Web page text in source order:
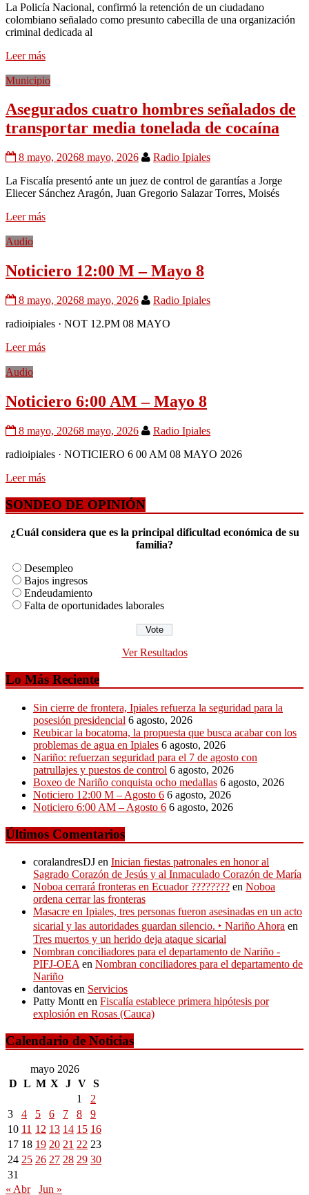
La Policía Nacional, confirmó la retención de un ciudadano
colombiano señalado como presunto cabecilla de una organización
criminal dedicada al
Leer más
Municipio
Asegurados cuatro hombres señalados de
transportar media tonelada de cocaína
8 mayo, 20268 mayo, 2026
Radio Ipiales
La Fiscalía presentó ante un juez de control de garantías a Jorge
Eliecer Sánchez Aragón, Juan Gregorio Salazar Torres, Moisés
Leer más
Audio
Noticiero 12:00 M – Mayo 8
8 mayo, 20268 mayo, 2026
Radio Ipiales
radioipiales · NOT 12.PM 08 MAYO
Leer más
Audio
Noticiero 6:00 AM – Mayo 8
8 mayo, 20268 mayo, 2026
Radio Ipiales
radioipiales · NOTICIERO 6 00 AM 08 MAYO 2026
Leer más
SONDEO DE OPINIÓN
¿Cuál considera que es la principal dificultad económica de su
familia?
Desempleo
Bajos ingresos
Endeudamiento
Falta de oportunidades laborales
Ver Resultados
Lo Más Reciente
Sin cierre de frontera, Ipiales refuerza la seguridad para la
posesión presidencial 6 agosto, 2026
Reubicar la bocatoma, la propuesta que busca acabar con los
problemas de agua en Ipiales 6 agosto, 2026
Nariño: refuerzan seguridad para el 7 de agosto con
patrullajes y puestos de control 6 agosto, 2026
Boxeo de Nariño conquista ocho medallas 6 agosto, 2026
Noticiero 12:00 M – Agosto 6 6 agosto, 2026
Noticiero 6:00 AM – Agosto 6 6 agosto, 2026
Últimos Comentarios
coralandresDJ en Inician fiestas patronales en honor al
Sagrado Corazón de Jesús y al Inmaculado Corazón de María
Noboa cerrará fronteras en Ecuador ???????? en Noboa
ordena cerrar las fronteras
Masacre en Ipiales, tres personas fueron asesinadas en un acto
sicarial y las autoridades guardan silencio. ‣ Nariño Ahora en
Tres muertos y un herido deja ataque sicarial
Nombran conciliadores para el departamento de Nariño -
PIFJ-OEA en Nombran conciliadores para el departamento de
Nariño
dantovas en Servicios
Patty Montt en Fiscalía establece primera hipótesis por
explosión en Rosas (Cauca)
Calendario de Noticias
mayo 2026
D L M X J V S
1
2
3
4 5 6 7 8
9
10 11 12 13 14 15 16
17 18 19 20 21 22 23
24 25 26 27 28 29 30
31
« Abr
Jun »